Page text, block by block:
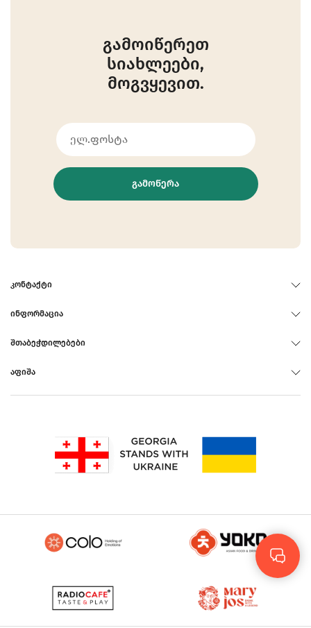
გამოიწერეთ
სიახლეები,
მოგვყევით.
ᲒᲐᲛᲝᲬᲔᲠᲐ
ᲙᲝᲜᲢᲐᲥᲢᲘ
ᲘᲜᲤᲝᲠᲛᲐᲪᲘᲐ
ᲨᲗᲐᲑᲔᲭᲓᲘᲚᲔᲑᲔᲑᲘ
ᲐᲤᲘᲨᲐ
Rus